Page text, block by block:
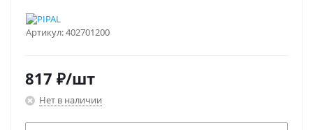
Артикул:402701200
817 ₽/шт
Нет в наличии